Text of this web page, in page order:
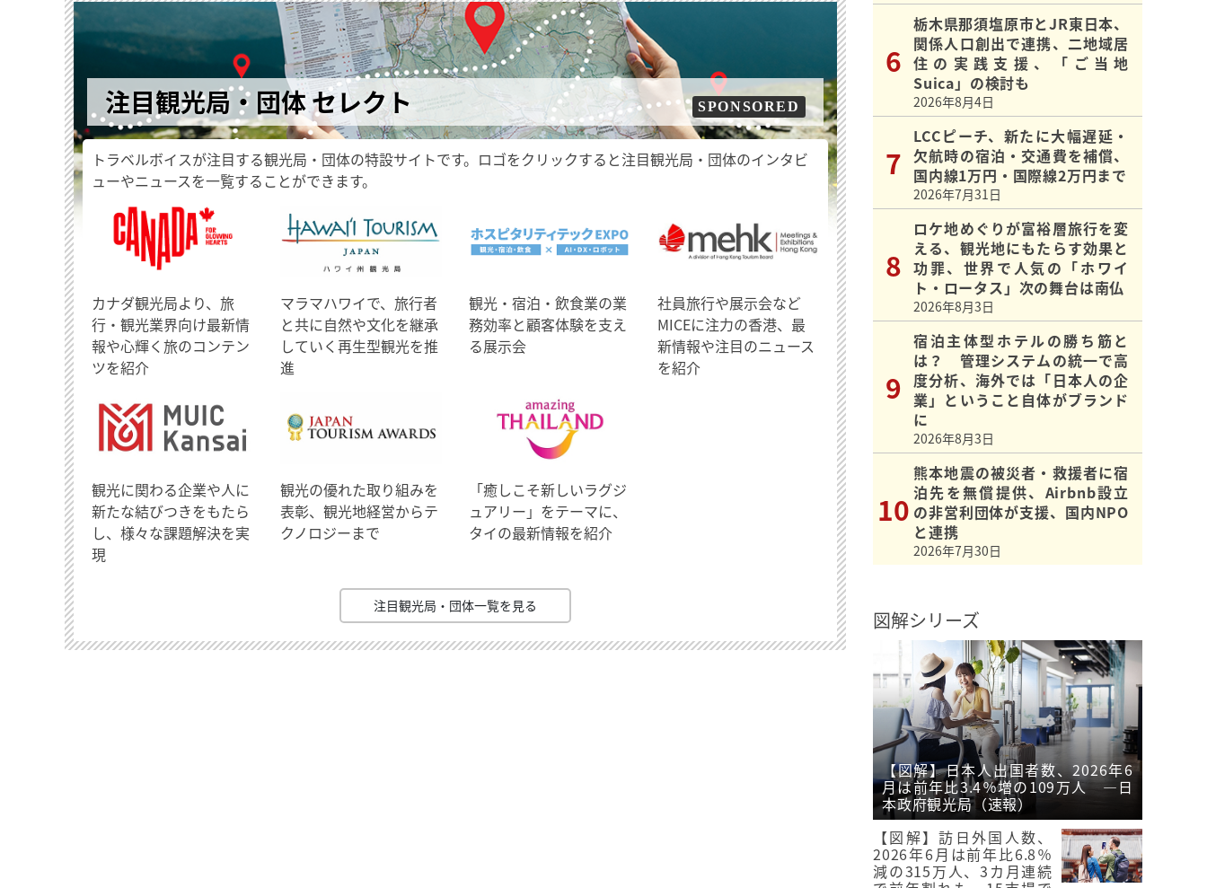
注目観光局・団体 セレクト SPONSORED
トラベルボイスが注目する観光局・団体の特設サイトです。ロゴをクリックすると注目観光局・団体のインタビ
ューやニュースを一覧することができます。
​カナダ観光局より、旅
行・観光業界向け最新情
報や心輝く旅のコンテン
ツを紹介
マラマハワイで、旅行者
と共に自然や文化を継承
していく再生型観光を推
進
観光・宿泊・飲食業の業
務効率と顧客体験を支え
る展示会
社員旅行や展示会など
MICEに注力の香港、最
新情報や注目のニュース
を紹介
観光に関わる企業や人に
新たな結びつきをもたら
し、様々な課題解決を実
現
観光の優れた取り組みを
表彰、観光地経営からテ
クノロジーまで
「癒しこそ新しいラグジ
ュアリー」をテーマに、
タイの最新情報を紹介
注目観光局・団体一覧を見る
栃木県那須塩原市とJR東日本、
関係人口創出で連携、二地域居
住の実践支援、「ご当地
Suica」の検討も
2026年8月4日
LCCピーチ、新たに大幅遅延・
欠航時の宿泊・交通費を補償、
国内線1万円・国際線2万円まで
2026年7月31日
ロケ地めぐりが富裕層旅行を変
える、観光地にもたらす効果と
功罪、世界で人気の「ホワイ
ト・ロータス」次の舞台は南仏
2026年8月3日
宿泊主体型ホテルの勝ち筋と
は？ 管理システムの統一で高
度分析、海外では「日本人の企
業」ということ自体がブランド
に
2026年8月3日
熊本地震の被災者・救援者に宿
泊先を無償提供、Airbnb設立
の非営利団体が支援、国内NPO
と連携
2026年7月30日
図解シリーズ
【図解】日本人出国者数、2026年6
月は前年比3.4％増の109万人 ―日
本政府観光局（速報）
【図解】訪日外国人数、
2026年6月は前年比6.8％
減の315万人、3カ月連続